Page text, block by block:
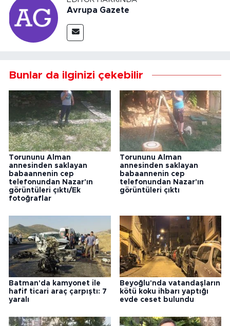
Avrupa Gazete
Bunlar da ilginizi çekebilir
Torununu Alman
annesinden saklayan
babaannenin cep
telefonundan Nazar'ın
görüntüleri çıktı/Ek
fotoğraflar
Torununu Alman
annesinden saklayan
babaannenin cep
telefonundan Nazar'ın
görüntüleri çıktı
Batman'da kamyonet ile
hafif ticari araç çarpıştı: 7
yaralı
Beyoğlu'nda vatandaşların
kötü koku ihbarı yaptığı
evde ceset bulundu